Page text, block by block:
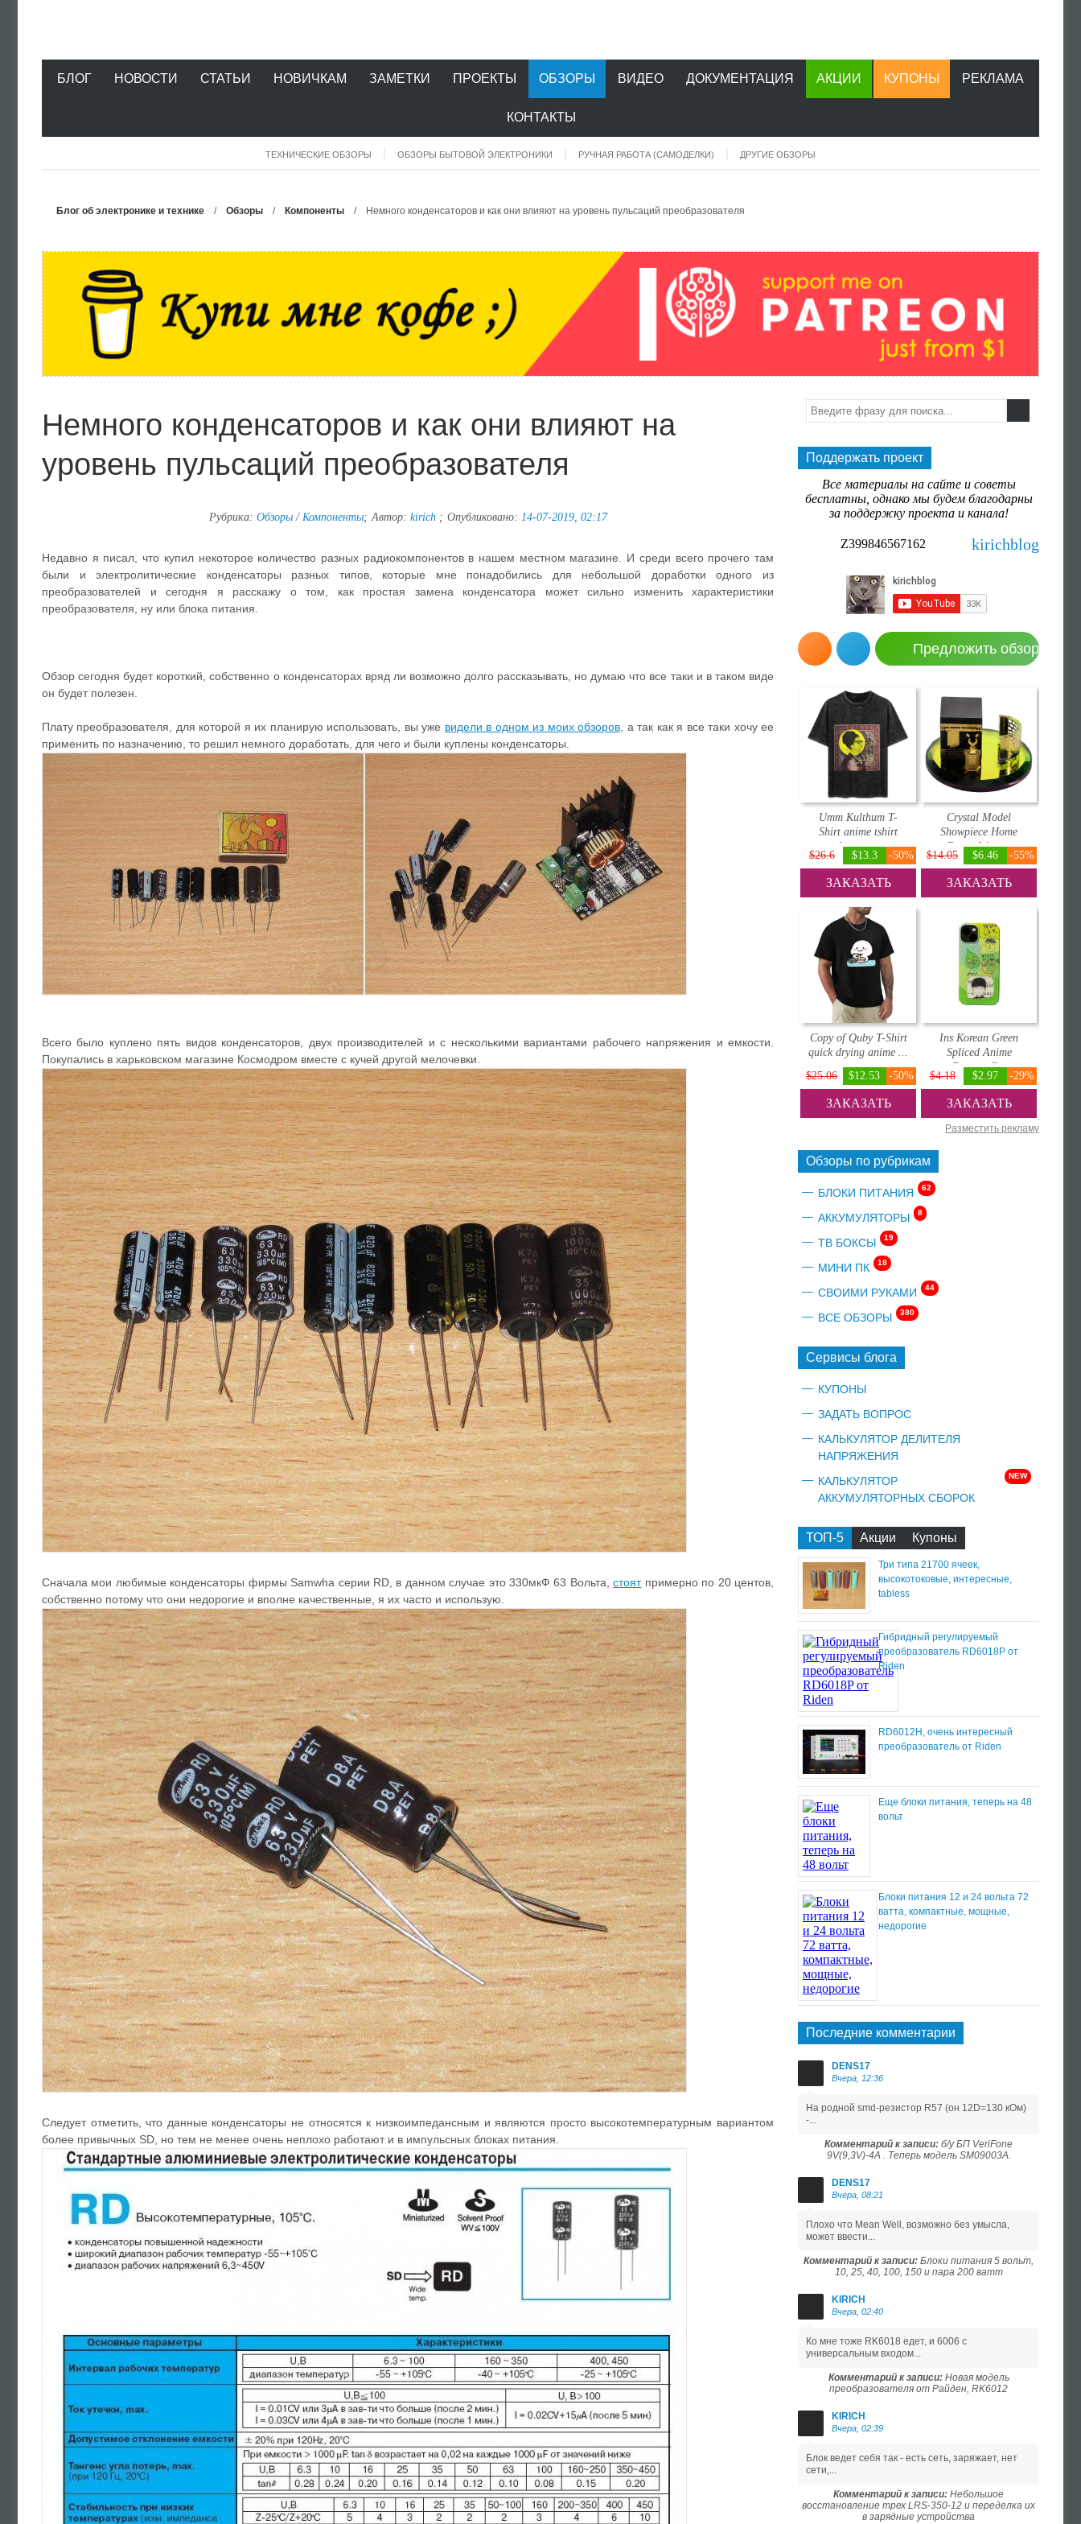
БЛОГ НОВОСТИ СТАТЬИ НОВИЧКАМ ЗАМЕТКИ ПРОЕКТЫ ОБЗОРЫ ВИДЕО ДОКУМЕНТАЦИЯ АКЦИИ КУПОНЫ РЕКЛАМА
КОНТАКТЫ
ТЕХНИЧЕСКИЕ ОБЗОРЫ ОБЗОРЫ БЫТОВОЙ ЭЛЕКТРОНИКИ РУЧНАЯ РАБОТА (САМОДЕЛКИ) ДРУГИЕ ОБЗОРЫ
Блог об электронике и технике / Обзоры / Компоненты / Немного конденсаторов и как они влияют на уровень пульсаций преобразователя
Немного конденсаторов и как они влияют на
уровень пульсаций преобразователя
Рубрика: Обзоры/ Компоненты; Автор: kirich; Опубликовано: 14-07-2019, 02:17
Недавно я писал, что купил некоторое количество разных радиокомпонентов в нашем местном магазине. И среди всего прочего там
были и электролитические конденсаторы разных типов, которые мне понадобились для небольшой доработки одного из
преобразователей и сегодня я расскажу о том, как простая замена конденсатора может сильно изменить характеристики
преобразователя, ну или блока питания.
Обзор сегодня будет короткий, собственно о конденсаторах вряд ли возможно долго рассказывать, но думаю что все таки и в таком виде
он будет полезен.
Плату преобразователя, для которой я их планирую использовать, вы уже видели в одном из моих обзоров , а так как я все таки хочу ее
применить по назначению, то решил немного доработать, для чего и были куплены конденсаторы.
Всего было куплено пять видов конденсаторов, двух производителей и с несколькими вариантами рабочего напряжения и емкости.
Покупались в харьковском магазине Космодром вместе с кучей другой мелочевки.
Сначала мои любимые конденсаторы фирмы Samwha серии RD, в данном случае это 330мкФ 63 Вольта,стоятпримерно по 20 центов,
собственно потому что они недорогие и вполне качественные, я их часто и использую.
Следует отметить, что данные конденсаторы не относятся к низкоимпедансным и являются просто высокотемпературным вариантом
более привычных SD, но тем не менее очень неплохо работают и в импульсных блоках питания.
Поддержать проект
Все материалы на сайте и советы
бесплатны, однако мы будем благодарны
за поддержку проекта и канала!
Z399846567162 kirichblog
Предложить обзор
Umm Kulthum T-
Shirt anime tshirt
funny s...
$26.6 $13.3 -50%
ЗАКАЗАТЬ
Crystal Model
Showpiece Home
Decor Islam...
$14.05 $6.46 -55%
ЗАКАЗАТЬ
Copy of Quby T-Shirt
quick drying anime ...
$25.06
$12.53 -50%
ЗАКАЗАТЬ
Ins Korean Green
Spliced Anime
Pattern C...
$4.18 $2.97 -29%
ЗАКАЗАТЬ
Разместить рекламу
Обзоры по рубрикам
62
БЛОКИ ПИТАНИЯ
8
АККУМУЛЯТОРЫ
19
ТВ БОКСЫ
18
МИНИ ПК
44
СВОИМИ РУКАМИ
380
ВСЕ ОБЗОРЫ
Сервисы блога
КУПОНЫ
ЗАДАТЬ ВОПРОС
КАЛЬКУЛЯТОР ДЕЛИТЕЛЯ
НАПРЯЖЕНИЯ
NEW
КАЛЬКУЛЯТОР
АККУМУЛЯТОРНЫХ СБОРОК
ТОП-5 Акции Купоны
Три типа 21700 ячеек,
высокотоковые, интересные,
tabless
Гибридный регулируемый
преобразователь RD6018P от
Riden
RD6012H, очень интересный
преобразователь от Riden
Еще блоки питания, теперь на 48
вольт
Блоки питания 12 и 24 вольта 72
ватта, компактные, мощные,
недорогие
Последние комментарии
DENS17
Вчера, 12:36
На родной smd-резистор R57 (он 12D=130 кОм)
-...
Комментарий к записи: б/у БП VeriFone
9V(9,3V)-4A . Теперь модель SM09003A.
DENS17
Вчера, 08:21
Плохо что Mean Well, возможно без умысла,
может ввести...
Комментарий к записи: Блоки питания 5 вольт,
10, 25, 40, 100, 150 и пара 200 ватт
KIRICH
Вчера, 02:40
Ко мне тоже RK6018 едет, и 6006 с
универсальным входом...
Комментарий к записи:Новая модель
преобразователя от Райден, RK6012
KIRICH
Вчера, 02:39
Блок ведет себя так - есть сеть, заряжает, нет
сети,...
Комментарий к записи: Небольшое
восстановление трех LRS-350-12 и переделка их
в зарядные устройства